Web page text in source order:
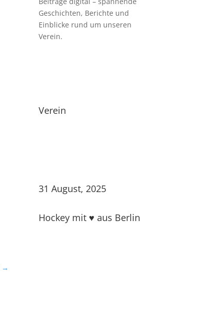
→
Geschichten, Berichte und
Einblicke rund um unseren
Verein.
Verein
31 August, 2025
Hockey mit ♥ aus Berlin